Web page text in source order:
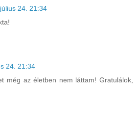
24. 21:34
24. 21:34
még az életben nem láttam! Gratulálok,